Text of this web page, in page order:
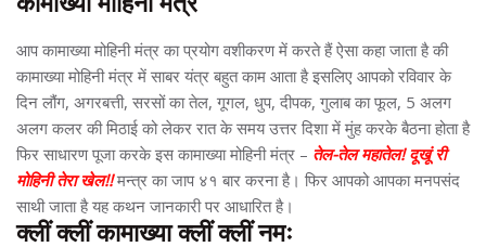
आप कामाख्या मोहिनी मंत्र का प्रयोग वशीकरण में करते हैं ऐसा कहा जाता है की
कामाख्या मोहिनी मंत्र में साबर यंत्र बहुत काम आता है इसलिए आपको रविवार के
दिन लौंग, अगरबत्ती, सरसों का तेल, गूगल, धुप, दीपक, गुलाब का फूल, 5 अलग
अलग कलर की मिठाई को लेकर रात के समय उत्तर दिशा में मुंह करके बैठना होता है
फिर साधारण पूजा करके इस कामाख्या मोहिनी मंत्र – तेल-तेल महातेल! दूखूं री
मोहिनी तेरा खेल!!मन्त्र का जाप ४१ बार करना है। फिर आपको आपका मनपसंद
साथी जाता है यह कथन जानकारी पर आधारित है।
क्लीं क्लीं कामाख्या क्लीं क्लीं नमः